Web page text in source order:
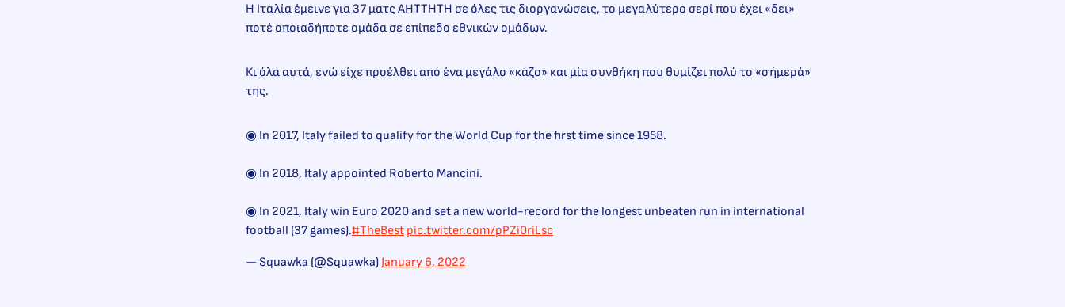
Η Ιταλία έμεινε για 37 ματς ΑΗΤΤΗΤΗ σε όλες τις διοργανώσεις, το μεγαλύτερο σερί που έχει «δει»
ποτέ οποιαδήποτε ομάδα σε επίπεδο εθνικών ομάδων.
Κι όλα αυτά, ενώ είχε προέλθει από ένα μεγάλο «κάζο» και μία συνθήκη που θυμίζει πολύ το «σήμερά»
της.
◉ In 2017, Italy failed to qualify for the World Cup for the first time since 1958.
◉ In 2018, Italy appointed Roberto Mancini.
◉ In 2021, Italy win Euro 2020 and set a new world-record for the longest unbeaten run in international
football (37 games).#TheBest pic.twitter.com/pPZi0riLsc
— Squawka (@Squawka) January 6, 2022